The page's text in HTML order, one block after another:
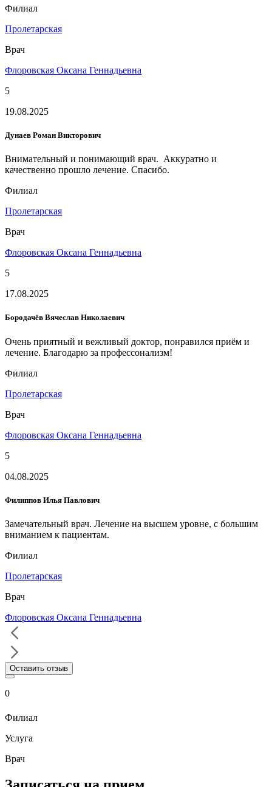
Филиал
Пролетарская
Врач
Флоровская Оксана Геннадьевна
5
19.08.2025
Дунаев Роман Викторович
Внимательный и понимающий врач. Аккуратно и
качественно прошло лечение. Спасибо.
Филиал
Пролетарская
Врач
Флоровская Оксана Геннадьевна
5
17.08.2025
Бородачёв Вячеслав Николаевич
Очень приятный и вежливый доктор, понравился приём и
лечение. Благодарю за профессонализм!
Филиал
Пролетарская
Врач
Флоровская Оксана Геннадьевна
5
04.08.2025
Филиппов Илья Павлович
Замечательный врач. Лечение на высшем уровне, с большим
вниманием к пациентам.
Филиал
Пролетарская
Врач
Флоровская Оксана Геннадьевна
Оставить отзыв
0
Филиал
Услуга
Врач